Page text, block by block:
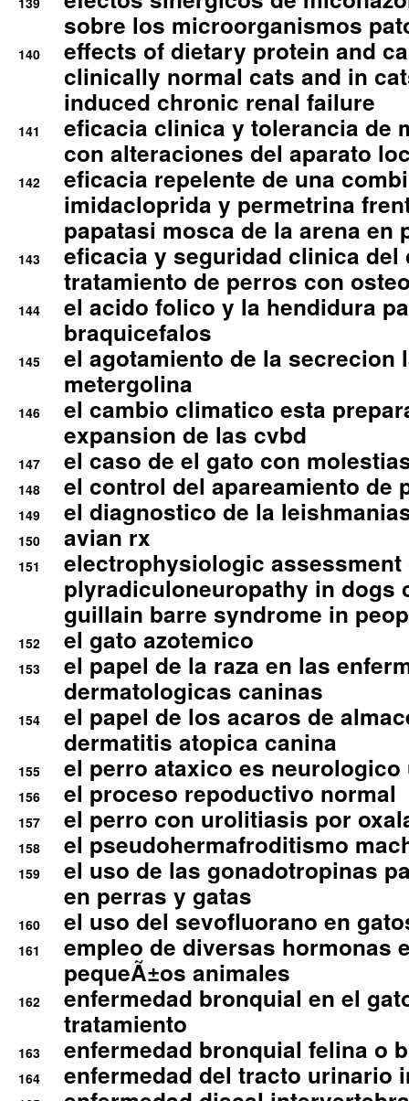
sobre los microorganismos
140
effects of dietary protein and
clinically normal cats and in
induced chronic renal failure
141
eficacia clinica y tolerancia de
con alteraciones del aparato
142
eficacia repelente de una
imidacloprida y permetrina
papatasi mosca de la arena en
143
eficacia y seguridad clinica del
tratamiento de perros con
144
el acido folico y la hendidura
braquicefalos
145
el agotamiento de la secrecion
metergolina
146
el cambio climatico esta
expansion de las cvbd
147 el caso de el gato con
148 el control del apareamiento de
149 el diagnostico de la
150 avian rx
151
electrophysiologic assessment
plyradiculoneuropathy in dogs
guillain barre syndrome in
152 el gato azotemico
153
el papel de la raza en las
dermatologicas caninas
154
el papel de los acaros de
dermatitis atopica canina
155 el perro ataxico es
156 el proceso repoductivo normal
157 el perro con urolitiasis por
158 el pseudohermafroditismo
159
el uso de las gonadotropinas
en perras y gatas
160 el uso del sevofluorano en
161
empleo de diversas hormonas
pequeÃ±os animales
162
enfermedad bronquial en el
tratamiento
163 enfermedad bronquial felina o
164 enfermedad del tracto urinario